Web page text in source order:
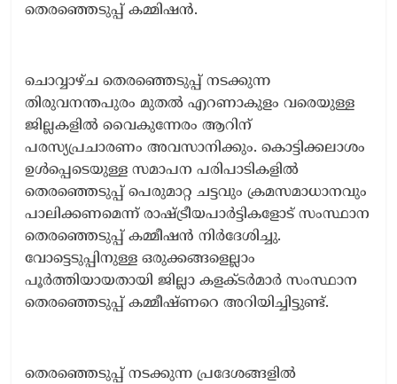
തെരഞ്ഞെടുപ്പ് കമ്മിഷൻ.
ചൊവ്വാഴ്ച തെരഞ്ഞെടുപ്പ് നടക്കുന്ന
തിരുവനന്തപുരം മുതൽ എറണാകുളം വരെയുള്ള
ജില്ലകളിൽ വൈകുന്നേരം ആറിന്
പരസ്യപ്രചാരണം അവസാനിക്കും. കൊട്ടിക്കലാശം
ഉൾപ്പെടെയുള്ള സമാപന പരിപാടികളിൽ
തെരഞ്ഞെടുപ്പ് പെരുമാറ്റ ചട്ടവും ക്രമസമാധാനവും
പാലിക്കണമെന്ന് രാഷ്ട്രീയപാർട്ടികളോട് സംസ്ഥാന
തെരഞ്ഞെടുപ്പ് കമ്മീഷൻ നിർദേശിച്ചു.
വോട്ടെടുപ്പിനുള്ള ഒരുക്കങ്ങളെല്ലാം
പൂർത്തിയായതായി ജില്ലാ കളക്ടർമാർ സംസ്ഥാന
തെരഞ്ഞെടുപ്പ് കമ്മീഷ്ണറെ അറിയിച്ചിട്ടുണ്ട്.
തെരഞ്ഞെടുപ്പ് നടക്കുന്ന പ്രദേശങ്ങളിൽ